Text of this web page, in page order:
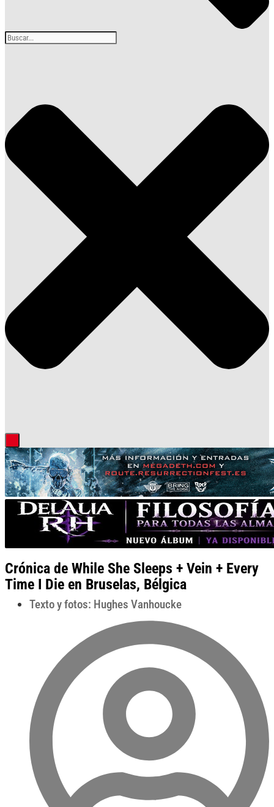
Crónica de While She Sleeps + Vein + Every
Time I Die en Bruselas, Bélgica
Texto y fotos: Hughes Vanhoucke